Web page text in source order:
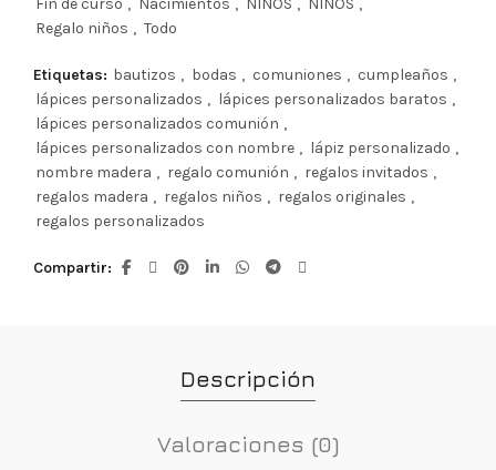
Fin de curso , Nacimientos , NIÑOS , NIÑOS ,
Regalo niños , Todo
Etiquetas: bautizos , bodas , comuniones , cumpleaños ,
lápices personalizados , lápices personalizados baratos ,
lápices personalizados comunión ,
lápices personalizados con nombre , lápiz personalizado ,
nombre madera , regalo comunión , regalos invitados ,
regalos madera , regalos niños , regalos originales ,
regalos personalizados
Compartir
Descripción
Valoraciones (0)